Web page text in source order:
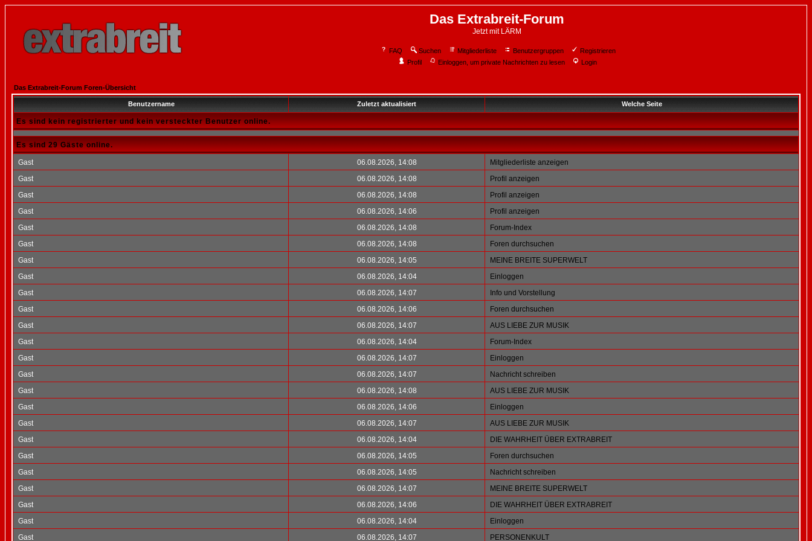
Das Extrabreit-Forum
Jetzt mit LÄRM
FAQ Suchen Mitgliederliste Benutzergruppen
Registrieren
Profil
Einloggen, um private Nachrichten zu lesen Login
Das Extrabreit-Forum Foren-Übersicht
Benutzername Zuletzt aktualisiert Welche Seite
Es sind kein registrierter und kein versteckter Benutzer online.
Es sind 29 Gäste online.
Gast 06.08.2026, 14:08
Mitgliederliste anzeigen
Gast
06.08.2026, 14:08
Profil anzeigen
Gast
06.08.2026, 14:08
Profil anzeigen
Gast
06.08.2026, 14:06
Profil anzeigen
Gast
06.08.2026, 14:08
Forum-Index
Gast
06.08.2026, 14:08
Foren durchsuchen
Gast
06.08.2026, 14:05
MEINE BREITE SUPERWELT
Gast
06.08.2026, 14:04
Einloggen
Gast
06.08.2026, 14:07
Info und Vorstellung
Gast
06.08.2026, 14:06
Foren durchsuchen
Gast
06.08.2026, 14:07
AUS LIEBE ZUR MUSIK
Gast
06.08.2026, 14:04
Forum-Index
Gast
06.08.2026, 14:07
Einloggen
Gast
06.08.2026, 14:07
Nachricht schreiben
Gast
06.08.2026, 14:08
AUS LIEBE ZUR MUSIK
Gast
06.08.2026, 14:06
Einloggen
Gast
06.08.2026, 14:07
AUS LIEBE ZUR MUSIK
Gast
06.08.2026, 14:04
DIE WAHRHEIT ÜBER EXTRABREIT
Gast
06.08.2026, 14:05
Foren durchsuchen
Gast
06.08.2026, 14:05
Nachricht schreiben
Gast
06.08.2026, 14:07
MEINE BREITE SUPERWELT
Gast
06.08.2026, 14:06
DIE WAHRHEIT ÜBER EXTRABREIT
Gast
06.08.2026, 14:04
Einloggen
Gast
06.08.2026, 14:07 PERSONENKULT